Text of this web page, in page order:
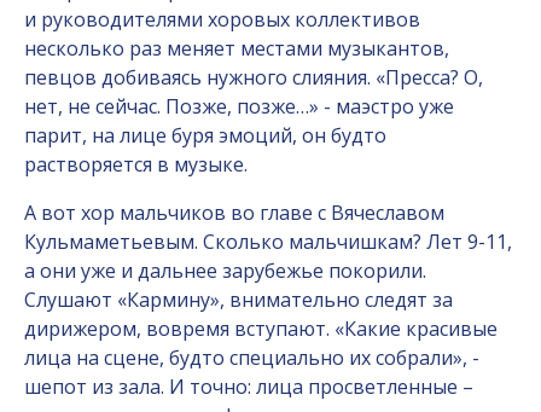
и руководителями хоровых коллективов
несколько раз меняет местами музыкантов,
певцов добиваясь нужного слияния. «Пресса? О,
нет, не сейчас. Позже, позже…» - маэстро уже
парит, на лице буря эмоций, он будто
растворяется в музыке.
А вот хор мальчиков во главе с Вячеславом
Кульмаметьевым. Сколько мальчишкам? Лет 9-11,
а они уже и дальнее зарубежье покорили.
Слушают «Кармину», внимательно следят за
дирижером, вовремя вступают. «Какие красивые
лица на сцене, будто специально их собрали», -
шепот из зала. И точно: лица просветленные –